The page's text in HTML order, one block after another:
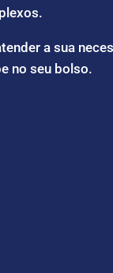
a sua
no seu bolso.